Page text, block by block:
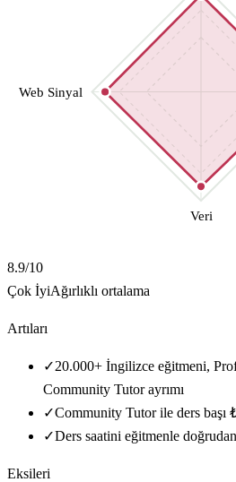
Veri
Web Sinyal
8.9/10
Çok İyiAğırlıklı ortalama
Artıları
✓20.000+ İngilizce eğitmeni,
Community Tutor ayrımı
✓Community Tutor ile ders başı
✓Ders saatini eğitmenle
Eksileri